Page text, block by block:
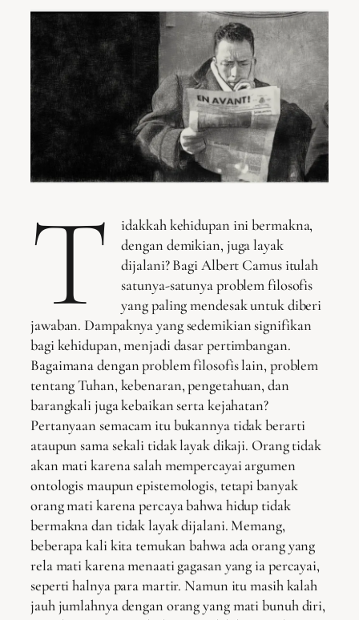
T
idakkah kehidupan ini bermakna,
dengan demikian, juga layak
dijalani? Bagi Albert Camus itulah
satunya-satunya problem filosofis
yang paling mendesak untuk diberi
jawaban. Dampaknya yang sedemikian signifikan
bagi kehidupan, menjadi dasar pertimbangan.
Bagaimana dengan problem filosofis lain, problem
tentang Tuhan, kebenaran, pengetahuan, dan
barangkali juga kebaikan serta kejahatan?
Pertanyaan semacam itu bukannya tidak berarti
ataupun sama sekali tidak layak dikaji. Orang tidak
akan mati karena salah mempercayai argumen
ontologis maupun epistemologis, tetapi banyak
orang mati karena percaya bahwa hidup tidak
bermakna dan tidak layak dijalani. Memang,
beberapa kali kita temukan bahwa ada orang yang
rela mati karena menaati gagasan yang ia percayai,
seperti halnya para martir. Namun itu masih kalah
jauh jumlahnya dengan orang yang mati bunuh diri,